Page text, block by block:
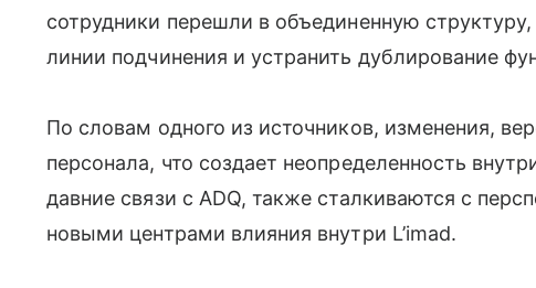
сотрудники перешли в объединенную
линии подчинения и устранить дублирование
По словам одного из источников, изменения,
персонала, что создает неопределенность
давние связи с ADQ, также сталкиваются с
новыми центрами влияния внутри L’imad.